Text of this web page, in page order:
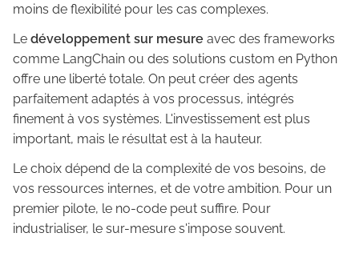
moins de flexibilité pour les cas complexes.
Le développement sur mesure avec des frameworks
comme LangChain ou des solutions custom en Python
offre une liberté totale. On peut créer des agents
parfaitement adaptés à vos processus, intégrés
finement à vos systèmes. L'investissement est plus
important, mais le résultat est à la hauteur.
Le choix dépend de la complexité de vos besoins, de
vos ressources internes, et de votre ambition. Pour un
premier pilote, le no-code peut suffire. Pour
industrialiser, le sur-mesure s'impose souvent.